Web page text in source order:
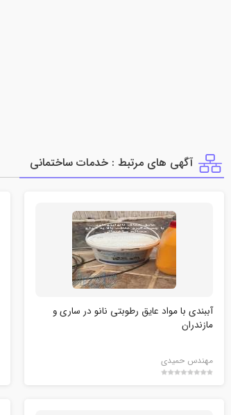
آگهی های مرتبط : خدمات ساختماني
آببندی با مواد عایق رطوبتی نانو در ساری و
مازندران
مهندس حمیدی